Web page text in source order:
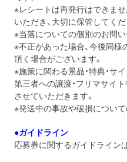
※レシートは再発行はできま
いただき、大切に保管してくだ
※当落についての個別のお問
※不正があった場合、今後同
頂く場合がございます。
※施策に関わる景品・特典・サ
第三者への譲渡・フリマサイ
させていただきます。
※発送中の事故や破損につい
●ガイドライン
応募券に関するガイドライン